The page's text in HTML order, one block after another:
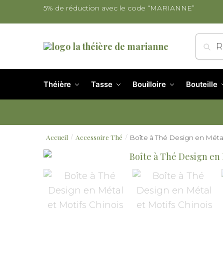
5% de réduction avec le code “MARIANNE”
Théière Tasse Bouilloire Bouteille
Accueil / Accessoire Thé / Boîte à Thé Design en